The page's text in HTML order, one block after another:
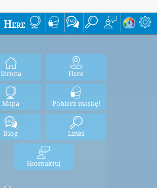
Here
Strona Here
Mapa Pobierz maskę!
Blog Linki
Skontaktuj